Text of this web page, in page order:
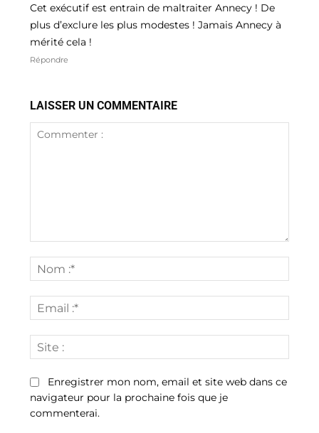
Cet exécutif est entrain de maltraiter Annecy ! De
plus d’exclure les plus modestes ! Jamais Annecy à
mérité cela !
Répondre
LAISSER UN COMMENTAIRE
:*
:*
:
Enregistrer mon nom, email et site web dans ce
navigateur pour la prochaine fois que je
commenterai.